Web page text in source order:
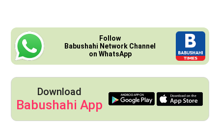
Follow
Babushahi Network Channel
on WhatsApp
Download
Babushahi App